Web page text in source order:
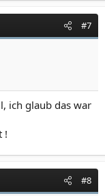
#7
ich glaub das war
!
#8